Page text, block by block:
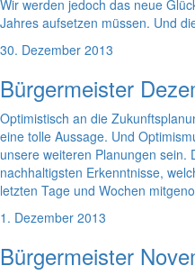
Wir werden jedoch das neue
Jahres aufsetzen müssen. Und
30. Dezember 2013
Bürgermeister
Optimistisch an die
eine tolle Aussage. Und
unsere weiteren Planungen sein.
nachhaltigsten Erkenntnisse,
letzten Tage und Wochen
1. Dezember 2013
Bürgermeister